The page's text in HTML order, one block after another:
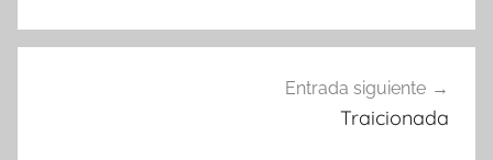
Entrada siguiente
Traicionada